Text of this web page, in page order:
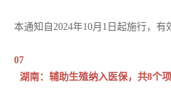
本通知自2024年10月1日起施行，有
07
湖南：辅助生殖纳入医保，共8个项